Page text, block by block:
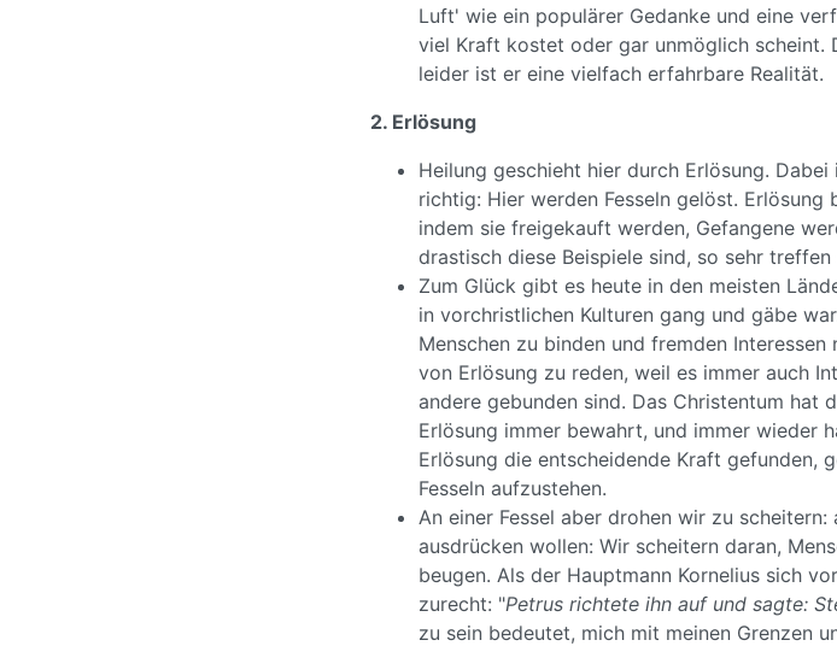
Luft' wie ein populärer Gedanke und eine
viel Kraft kostet oder gar unmöglich scheint.
leider ist er eine vielfach erfahrbare Realität.
2. Erlösung
Heilung geschieht hier durch Erlösung.
richtig: Hier werden Fesseln gelöst.
indem sie freigekauft werden, Gefangene
drastisch diese Beispiele sind, so sehr
Zum Glück gibt es heute in den meisten
in vorchristlichen Kulturen gang und gäbe
Menschen zu binden und fremden
von Erlösung zu reden, weil es immer auch
andere gebunden sind. Das Christentum hat
Erlösung immer bewahrt, und immer wieder
Erlösung die entscheidende Kraft gefunden,
Fesseln aufzustehen.
An einer Fessel aber drohen wir zu
ausdrücken wollen: Wir scheitern daran,
beugen. Als der Hauptmann Kornelius sich
zurecht: "Petrus richtete ihn auf und sagte:
zu sein bedeutet, mich mit meinen Grenzen